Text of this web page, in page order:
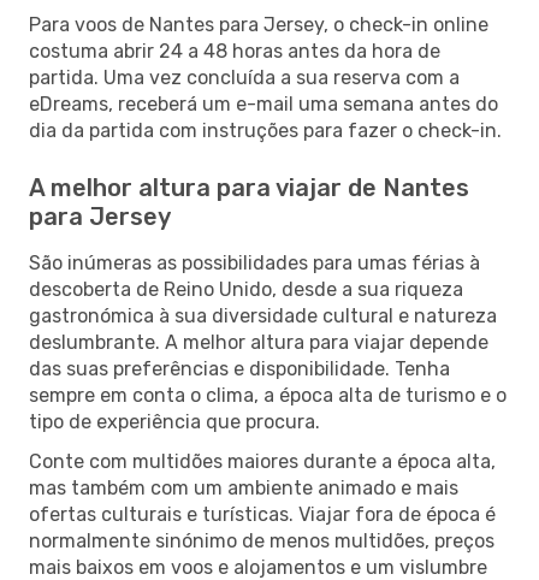
Para voos de Nantes para Jersey, o check-in online
costuma abrir 24 a 48 horas antes da hora de
partida. Uma vez concluída a sua reserva com a
eDreams, receberá um e-mail uma semana antes do
dia da partida com instruções para fazer o check-in.
A melhor altura para viajar de Nantes
para Jersey
São inúmeras as possibilidades para umas férias à
descoberta de Reino Unido, desde a sua riqueza
gastronómica à sua diversidade cultural e natureza
deslumbrante. A melhor altura para viajar depende
das suas preferências e disponibilidade. Tenha
sempre em conta o clima, a época alta de turismo e o
tipo de experiência que procura.
Conte com multidões maiores durante a época alta,
mas também com um ambiente animado e mais
ofertas culturais e turísticas. Viajar fora de época é
normalmente sinónimo de menos multidões, preços
mais baixos em voos e alojamentos e um vislumbre